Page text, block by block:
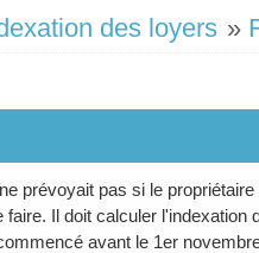
des loyers »
prévoyait pas si le
faire. Il doit calculer
avant le 1er